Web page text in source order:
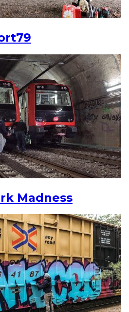
Madness